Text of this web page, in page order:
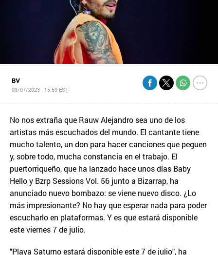
BV
03/07/2023 - 15:59 EST
No nos extraña que Rauw Alejandro sea uno de los
artistas más escuchados del mundo. El cantante tiene
mucho talento, un don para hacer canciones que peguen
y, sobre todo, mucha constancia en el trabajo. El
puertorriqueño, que ha lanzado hace unos días Baby
Hello y Bzrp Sessions Vol. 56 junto a Bizarrap, ha
anunciado nuevo bombazo: se viene nuevo disco. ¿Lo
más impresionante? No hay que esperar nada para poder
escucharlo en plataformas. Y es que estará disponible
este viernes 7 de julio.
"Playa Saturno estará disponible este 7 de julio", ha